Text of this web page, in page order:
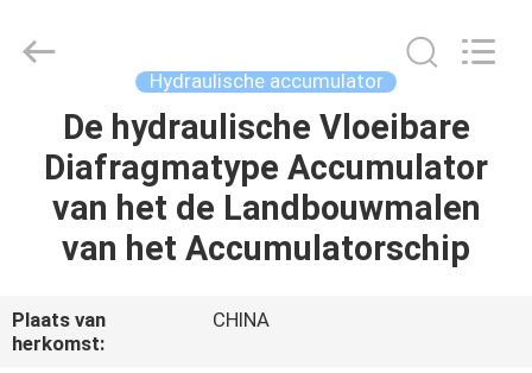
HUIS
PRODUCTEN
ONS
Export
Co.,Ltd..
Hydraulische accumulator
De hydraulische Vloeibare
Diafragmatype Accumulator
van het de Landbouwmalen
van het Accumulatorschip
Plaats van
herkomst:
CHINA